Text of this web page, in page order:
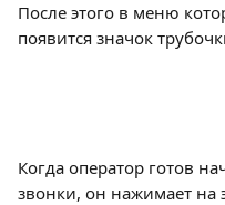
После этого в меню
появится значок
Когда оператор готов
звонки, он нажимает на